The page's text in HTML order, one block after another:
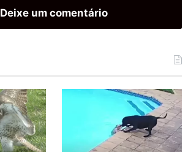
Deixe um comentário